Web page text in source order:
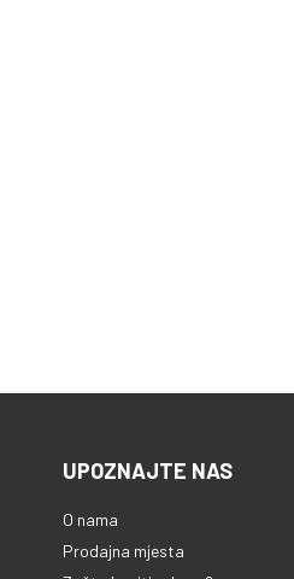
UPOZNAJTE NAS
O nama
Prodajna mjesta